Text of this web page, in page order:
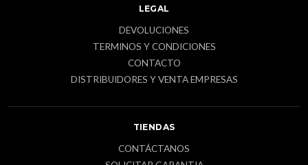
LEGAL
DEVOLUCIONES
TERMINOS Y CONDICIONES
CONTACTO
DISTRIBUIDORES Y VENTA EMPRESAS
TIENDAS
CONTÁCTANOS